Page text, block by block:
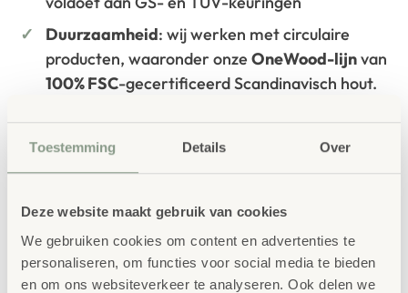
Toestemming Details Over
Deze website maakt gebruik van cookies
We gebruiken cookies om content en advertenties te
personaliseren, om functies voor social media te bieden
en om ons websiteverkeer te analyseren. Ook delen we
Duurzaamheid: wij werken met circulaire
producten, waaronder onzeOneWood-lijnvan
100% FSC-gecertificeerd Scandinavisch hout.
Extra informatie